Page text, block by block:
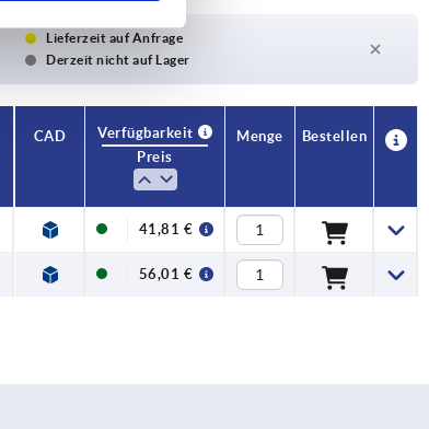
Lieferzeit auf Anfrage
Derzeit nicht auf Lager
CAD
Verfügbarkeit
Preis
Menge Bestellen
41,81 €
56,01 €